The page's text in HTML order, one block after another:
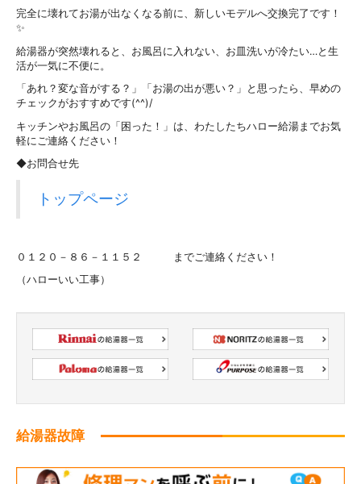
完全に壊れてお湯が出なくなる前に、新しいモデルへ交換完了です！
✨
給湯器が突然壊れると、お風呂に入れない、お皿洗いが冷たい…と生
活が一気に不便に。
「あれ？変な音がする？」「お湯の出が悪い？」と思ったら、早めの
チェックがおすすめです(^^)/
キッチンやお風呂の「困った！」は、わたしたちハロー給湯までお気
軽にご連絡ください！
◆お問合せ先
トップページ
０１２０－８６－１１５２ までご連絡ください！
（ハローいい工事）
給湯器故障